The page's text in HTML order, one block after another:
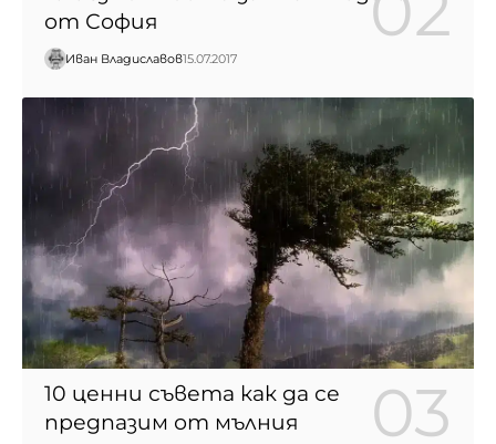
от София
Иван Владиславов15.07.2017
10 ценни съвета как да се
предпазим от мълния